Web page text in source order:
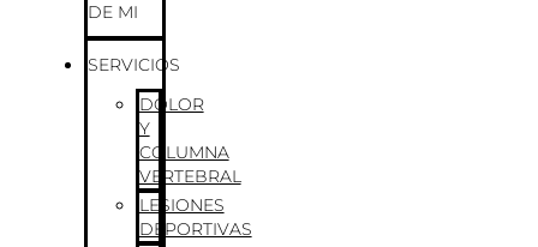
DE MI
SERVICIOS
DOLOR
Y
COLUMNA
VERTEBRAL
LESIONES
DEPORTIVAS